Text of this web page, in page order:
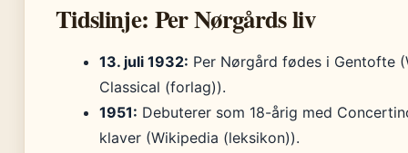
Tidslinje: Per Nørgårds liv
13. juli 1932: Per Nørgård fødes i Gentofte
Classical (forlag)).
1951: Debuterer som 18-årig med
klaver (Wikipedia (leksikon)).